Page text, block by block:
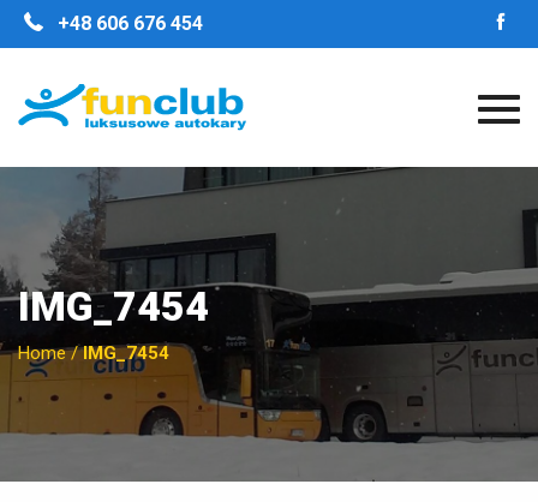
GALERIA
OPINIE
KONTAKT
+48 606 676 454
IMG_7454
Home/IMG_7454